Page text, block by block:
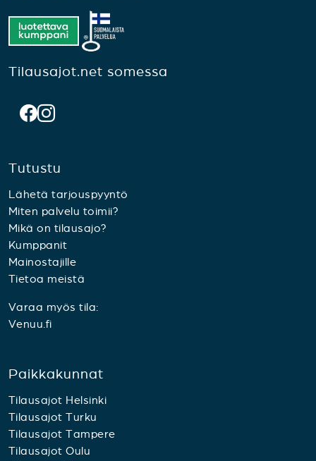
Tilausajot.net somessa
Tutustu
Lähetä tarjouspyyntö
Miten palvelu toimii?
Mikä on tilausajo?
Kumppanit
Mainostajille
Tietoa meistä
Varaa myös tila:
Venuu.fi
Paikkakunnat
Tilausajot Helsinki
Tilausajot Turku
Tilausajot Tampere
Tilausajot Oulu